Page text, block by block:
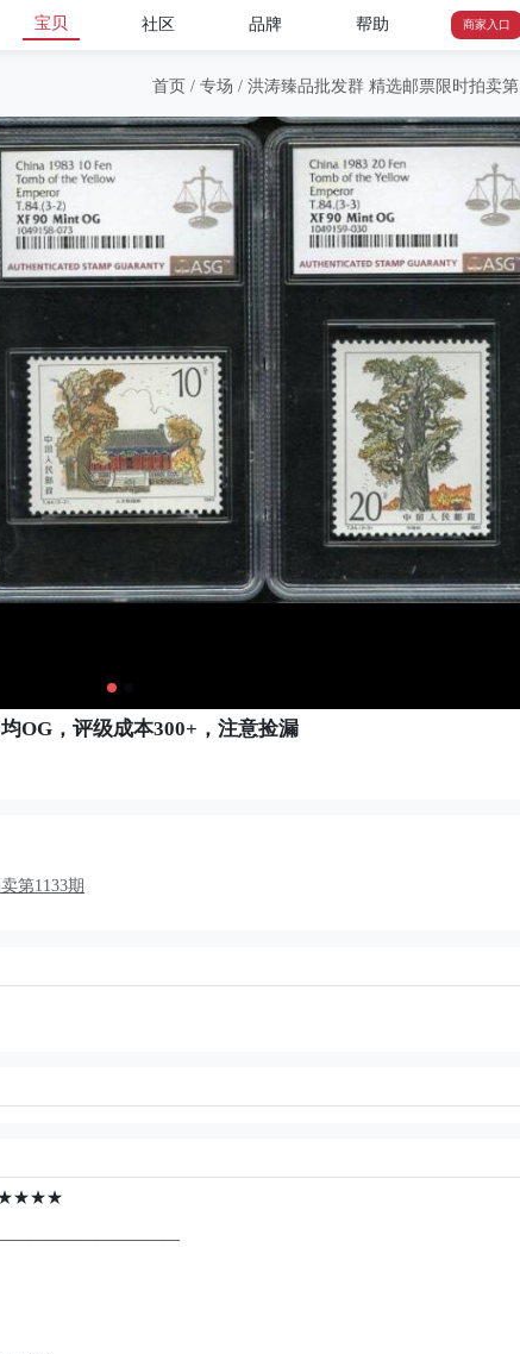
宝贝 社区 品牌 帮助 商家入口
首页 / 专场 / 洪涛臻品批发群 精选邮票限时拍卖第
OG，评级成本300+，注意捡漏
第1133期